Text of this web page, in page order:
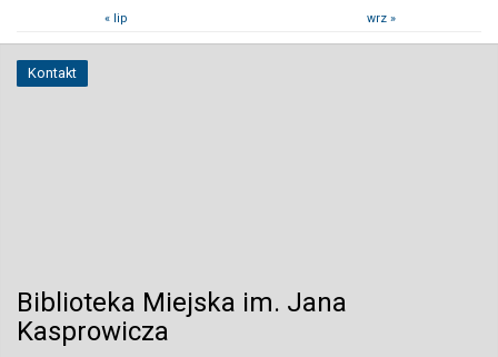
« lip wrz »
Kontakt
Biblioteka Miejska im. Jana
Kasprowicza